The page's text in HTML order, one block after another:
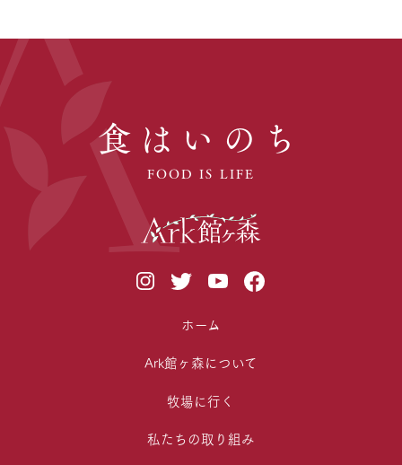
食はいのち
FOOD IS LIFE
ホーム
Ark館ヶ森について
牧場に行く
私たちの取り組み